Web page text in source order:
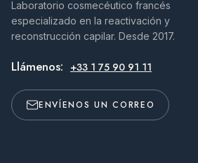
Laboratorio cosmecéutico francés
especializado en la reactivación y
reconstrucción capilar. Desde 2017.
Llámenos: +33 1 75 90 91 11
ENVÍENOS UN CORREO